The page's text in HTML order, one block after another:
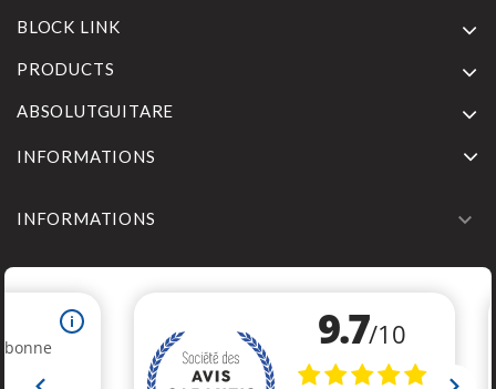
BLOCK LINK
PRODUCTS
ABSOLUTGUITARE
INFORMATIONS
INFORMATIONS 